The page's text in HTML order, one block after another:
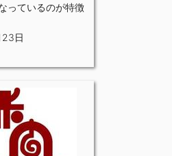
っているのが特徴
23日